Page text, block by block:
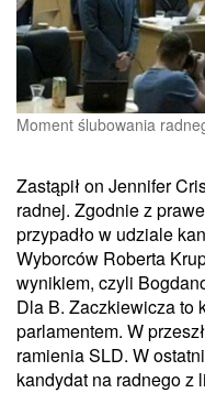
Moment ślubowania
Zastąpił on Jennifer
radnej. Zgodnie z
przypadło w udziale
Wyborców Roberta
wynikiem, czyli
Dla B. Zaczkiewicza to
parlamentem. W
ramienia SLD. W
kandydat na radnego z